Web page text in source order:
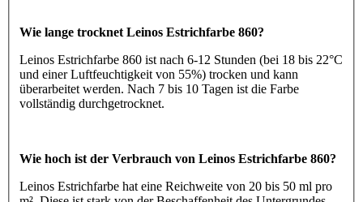
Wie lange trocknet Leinos Estrichfarbe 860?
Leinos Estrichfarbe 860 ist nach 6-12 Stunden (bei 18 bis 22°C
und einer Luftfeuchtigkeit von 55%) trocken und kann
überarbeitet werden. Nach 7 bis 10 Tagen ist die Farbe
vollständig durchgetrocknet.
Wie hoch ist der Verbrauch von Leinos Estrichfarbe 860?
Leinos Estrichfarbe hat eine Reichweite von 20 bis 50 ml pro